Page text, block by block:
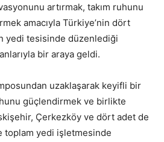
artırmak, takım ruhunu
amacıyla Türkiye’nin dört
yedi tesisinde düzenlediği
bir araya geldi.
uzaklaşarak keyifli bir
güçlendirmek ve birlikte
Çerkezköy ve dört adet de
toplam yedi işletmesinde